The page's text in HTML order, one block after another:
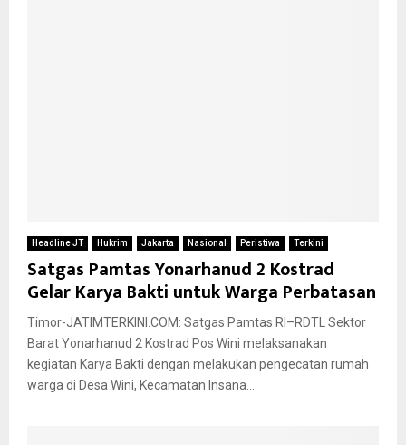
Headline JT Hukrim Jakarta Nasional Peristiwa Terkini
Satgas Pamtas Yonarhanud 2 Kostrad
Gelar Karya Bakti untuk Warga Perbatasan
Timor-JATIMTERKINI.COM: Satgas Pamtas RI–RDTL Sektor
Barat Yonarhanud 2 Kostrad Pos Wini melaksanakan
kegiatan Karya Bakti dengan melakukan pengecatan rumah
warga di Desa Wini, Kecamatan Insana...